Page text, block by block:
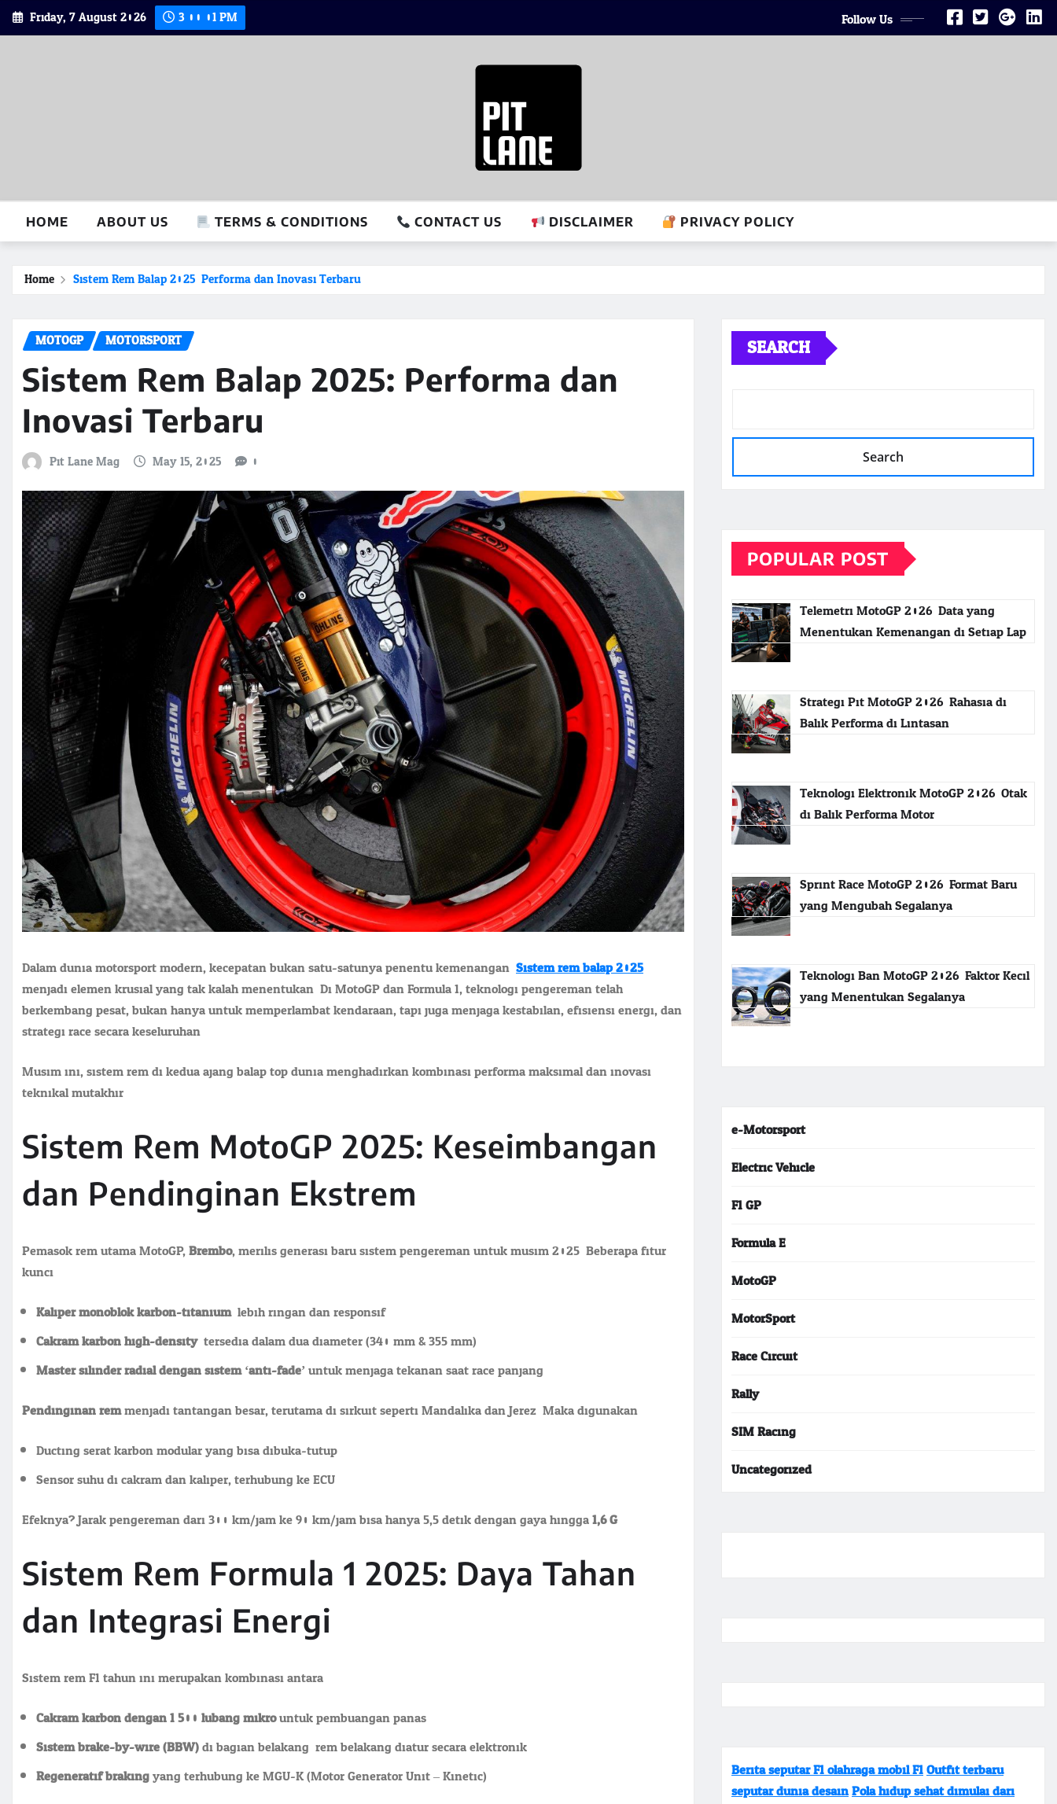
Skip
to
Friday, 7 August 2026 3:00:02 PM Follow Us
HOME ABOUT US TERMS & CONDITIONS CONTACT US DISCLAIMER PRIVACY POLICY
Home Sistem Rem Balap 2025: Performa dan Inovasi Terbaru
MOTOGP MOTORSPORT
Sistem Rem Balap 2025: Performa dan
Inovasi Terbaru
Pit Lane Mag May 15, 2025 0
Dalam dunia motorsport modern, kecepatan bukan satu-satunya penentu kemenangan. Sistem rem balap 2025
menjadi elemen krusial yang tak kalah menentukan. Di MotoGP dan Formula 1, teknologi pengereman telah
berkembang pesat, bukan hanya untuk memperlambat kendaraan, tapi juga menjaga kestabilan, efisiensi energi, dan
strategi race secara keseluruhan.
Musim ini, sistem rem di kedua ajang balap top dunia menghadirkan kombinasi performa maksimal dan inovasi
teknikal mutakhir.
Sistem Rem MotoGP 2025: Keseimbangan
dan Pendinginan Ekstrem
Pemasok rem utama MotoGP,Brembo, merilis generasi baru sistem pengereman untuk musim 2025. Beberapa fitur
kunci:
Kaliper monoblok karbon-titanium: lebih ringan dan responsif
Cakram karbon high-density: tersedia dalam dua diameter (340 mm & 355 mm)
Master silinder radial dengan sistem ‘anti-fade’untuk menjaga tekanan saat race panjang
Pendinginan remmenjadi tantangan besar, terutama di sirkuit seperti Mandalika dan Jerez. Maka digunakan:
Ducting serat karbon modular yang bisa dibuka-tutup
Sensor suhu di cakram dan kaliper, terhubung ke ECU
Efeknya? Jarak pengereman dari 300 km/jam ke 90 km/jam bisa hanya 5,5 detik dengan gaya hingga1,6 G.
Sistem Rem Formula 1 2025: Daya Tahan
dan Integrasi Energi
Sistem rem F1 tahun ini merupakan kombinasi antara:
Cakram karbon dengan 1.500 lubang mikrountuk pembuangan panas
Sistem brake-by-wire (BBW)di bagian belakang: rem belakang diatur secara elektronik
Regeneratif brakingyang terhubung ke MGU-K (Motor Generator Unit – Kinetic)
SEARCH
Search
POPULAR POST
Telemetri MotoGP 2026: Data yang
Menentukan Kemenangan di Setiap Lap
Strategi Pit MotoGP 2026: Rahasia di
Balik Performa di Lintasan
Teknologi Elektronik MotoGP 2026: Otak
di Balik Performa Motor
Sprint Race MotoGP 2026: Format Baru
yang Mengubah Segalanya
Teknologi Ban MotoGP 2026: Faktor Kecil
yang Menentukan Segalanya
e-Motorsport
Electric Vehicle
F1 GP
Formula E
MotoGP
MotorSport
Race Circuit
Rally
SIM Racing
Uncategorized
Berita seputar F1 olahraga mobil F1Outfit terbaru
seputar dunia desainPola hidup sehat dimulai dari